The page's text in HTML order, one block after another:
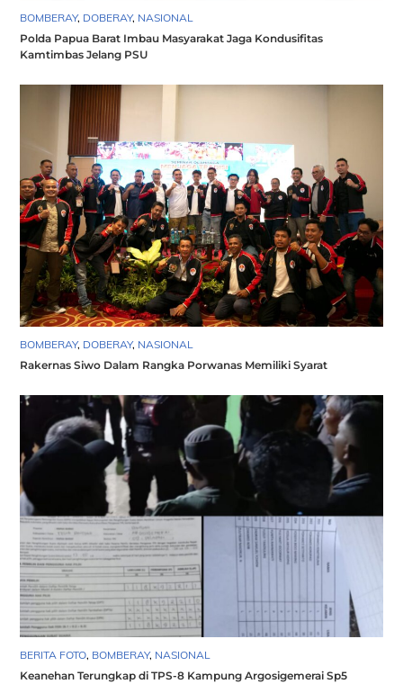
BOMBERAY, DOBERAY, NASIONAL
Polda Papua Barat Imbau Masyarakat Jaga Kondusifitas
Kamtimbas Jelang PSU
BOMBERAY, DOBERAY, NASIONAL
Rakernas Siwo Dalam Rangka Porwanas Memiliki Syarat
BERITA FOTO, BOMBERAY, NASIONAL
Keanehan Terungkap di TPS-8 Kampung Argosigemerai Sp5